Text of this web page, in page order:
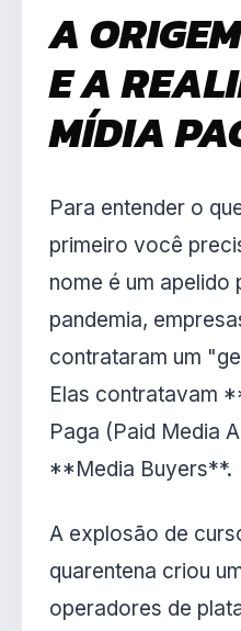
A
E A
MÍDIA
Para entender o
primeiro você
nome é um apelido
pandemia,
contrataram um
Elas contratavam
Paga (Paid Media
**Media Buyers**.
A explosão de
quarentena criou
operadores de